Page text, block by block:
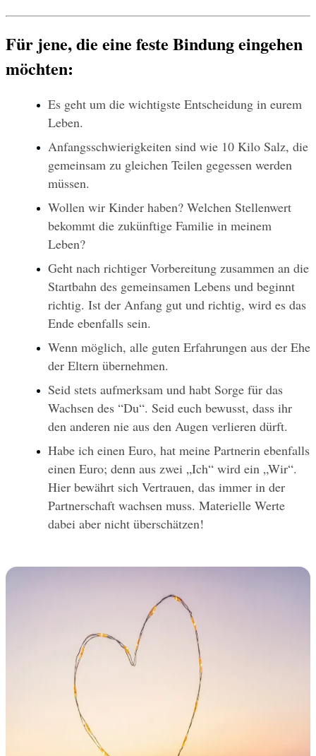
Für jene, die eine feste Bindung eingehen
möchten:
Es geht um die wichtigste Entscheidung in eurem
Leben.
Anfangsschwierigkeiten sind wie 10 Kilo Salz, die
gemeinsam zu gleichen Teilen gegessen werden
müssen.
Wollen wir Kinder haben? Welchen Stellenwert
bekommt die zukünftige Familie in meinem
Leben?
Geht nach richtiger Vorbereitung zusammen an die
Startbahn des gemeinsamen Lebens und beginnt
richtig. Ist der Anfang gut und richtig, wird es das
Ende ebenfalls sein.
Wenn möglich, alle guten Erfahrungen aus der Ehe
der Eltern übernehmen.
Seid stets aufmerksam und habt Sorge für das
Wachsen des “Du“. Seid euch bewusst, dass ihr
den anderen nie aus den Augen verlieren dürft.
Habe ich einen Euro, hat meine Partnerin ebenfalls
einen Euro; denn aus zwei „Ich“ wird ein „Wir“.
Hier bewährt sich Vertrauen, das immer in der
Partnerschaft wachsen muss. Materielle Werte
dabei aber nicht überschätzen!